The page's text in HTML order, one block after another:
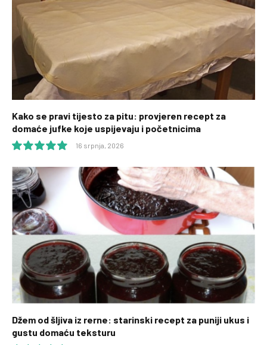
Kako se pravi tijesto za pitu: provjeren recept za
domaće jufke koje uspijevaju i početnicima
10.0
16 srpnja, 2026
Džem od šljiva iz rerne: starinski recept za puniji ukus i
gustu domaću teksturu